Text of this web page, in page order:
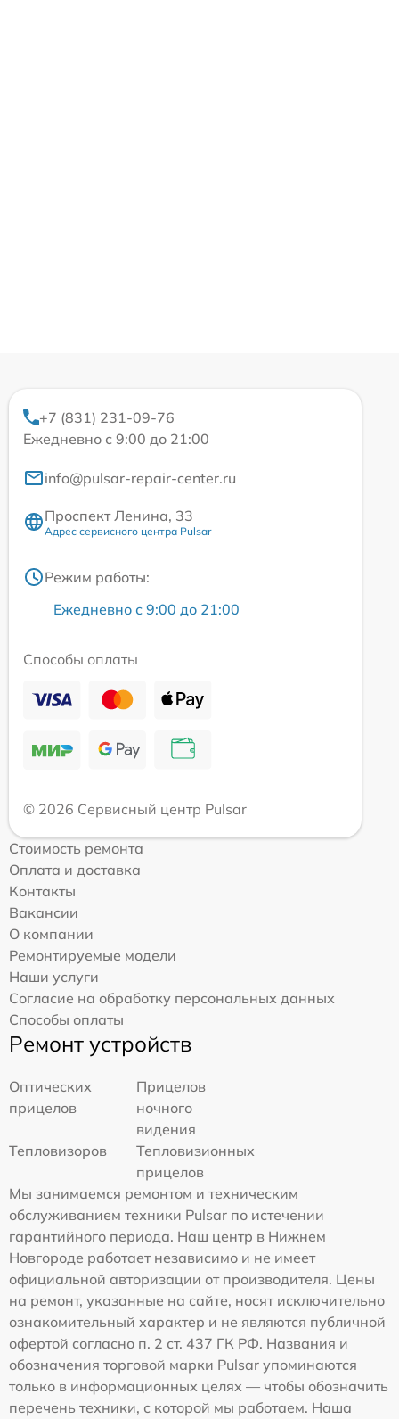
+7 (831) 231-09-76
Ежедневно с 9:00 до 21:00
info@pulsar-repair-center.ru
Проспект Ленина, 33
Адрес сервисного центра Pulsar
Режим работы:
Ежедневно с 9:00 до 21:00
Способы оплаты
© 2026 Сервисный центр Pulsar
Стоимость ремонта
Оплата и доставка
Контакты
Вакансии
О компании
Ремонтируемые модели
Наши услуги
Согласие на обработку персональных данных
Способы оплаты
Ремонт устройств
Оптических
прицелов
Прицелов
ночного
видения
Тепловизоров
Тепловизионных
прицелов
Мы занимаемся ремонтом и техническим
обслуживанием техники Pulsar по истечении
гарантийного периода. Наш центр в Нижнем
Новгороде работает независимо и не имеет
официальной авторизации от производителя. Цены
на ремонт, указанные на сайте, носят исключительно
ознакомительный характер и не являются публичной
офертой согласно п. 2 ст. 437 ГК РФ. Названия и
обозначения торговой марки Pulsar упоминаются
только в информационных целях — чтобы обозначить
перечень техники, с которой мы работаем. Наша